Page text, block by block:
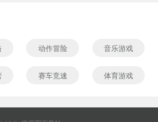
动作冒险 音乐游戏
赛车竞速 体育游戏